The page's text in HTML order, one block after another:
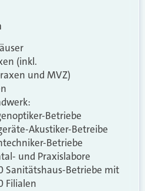
(inkl.
und MVZ)
Betriebe
Akustiker-Betreibe
Betriebe
und Praxislabore
Sanitätshaus-Betriebe mit
Filialen